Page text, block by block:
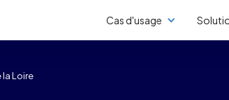
Cas d'usage
la Loire